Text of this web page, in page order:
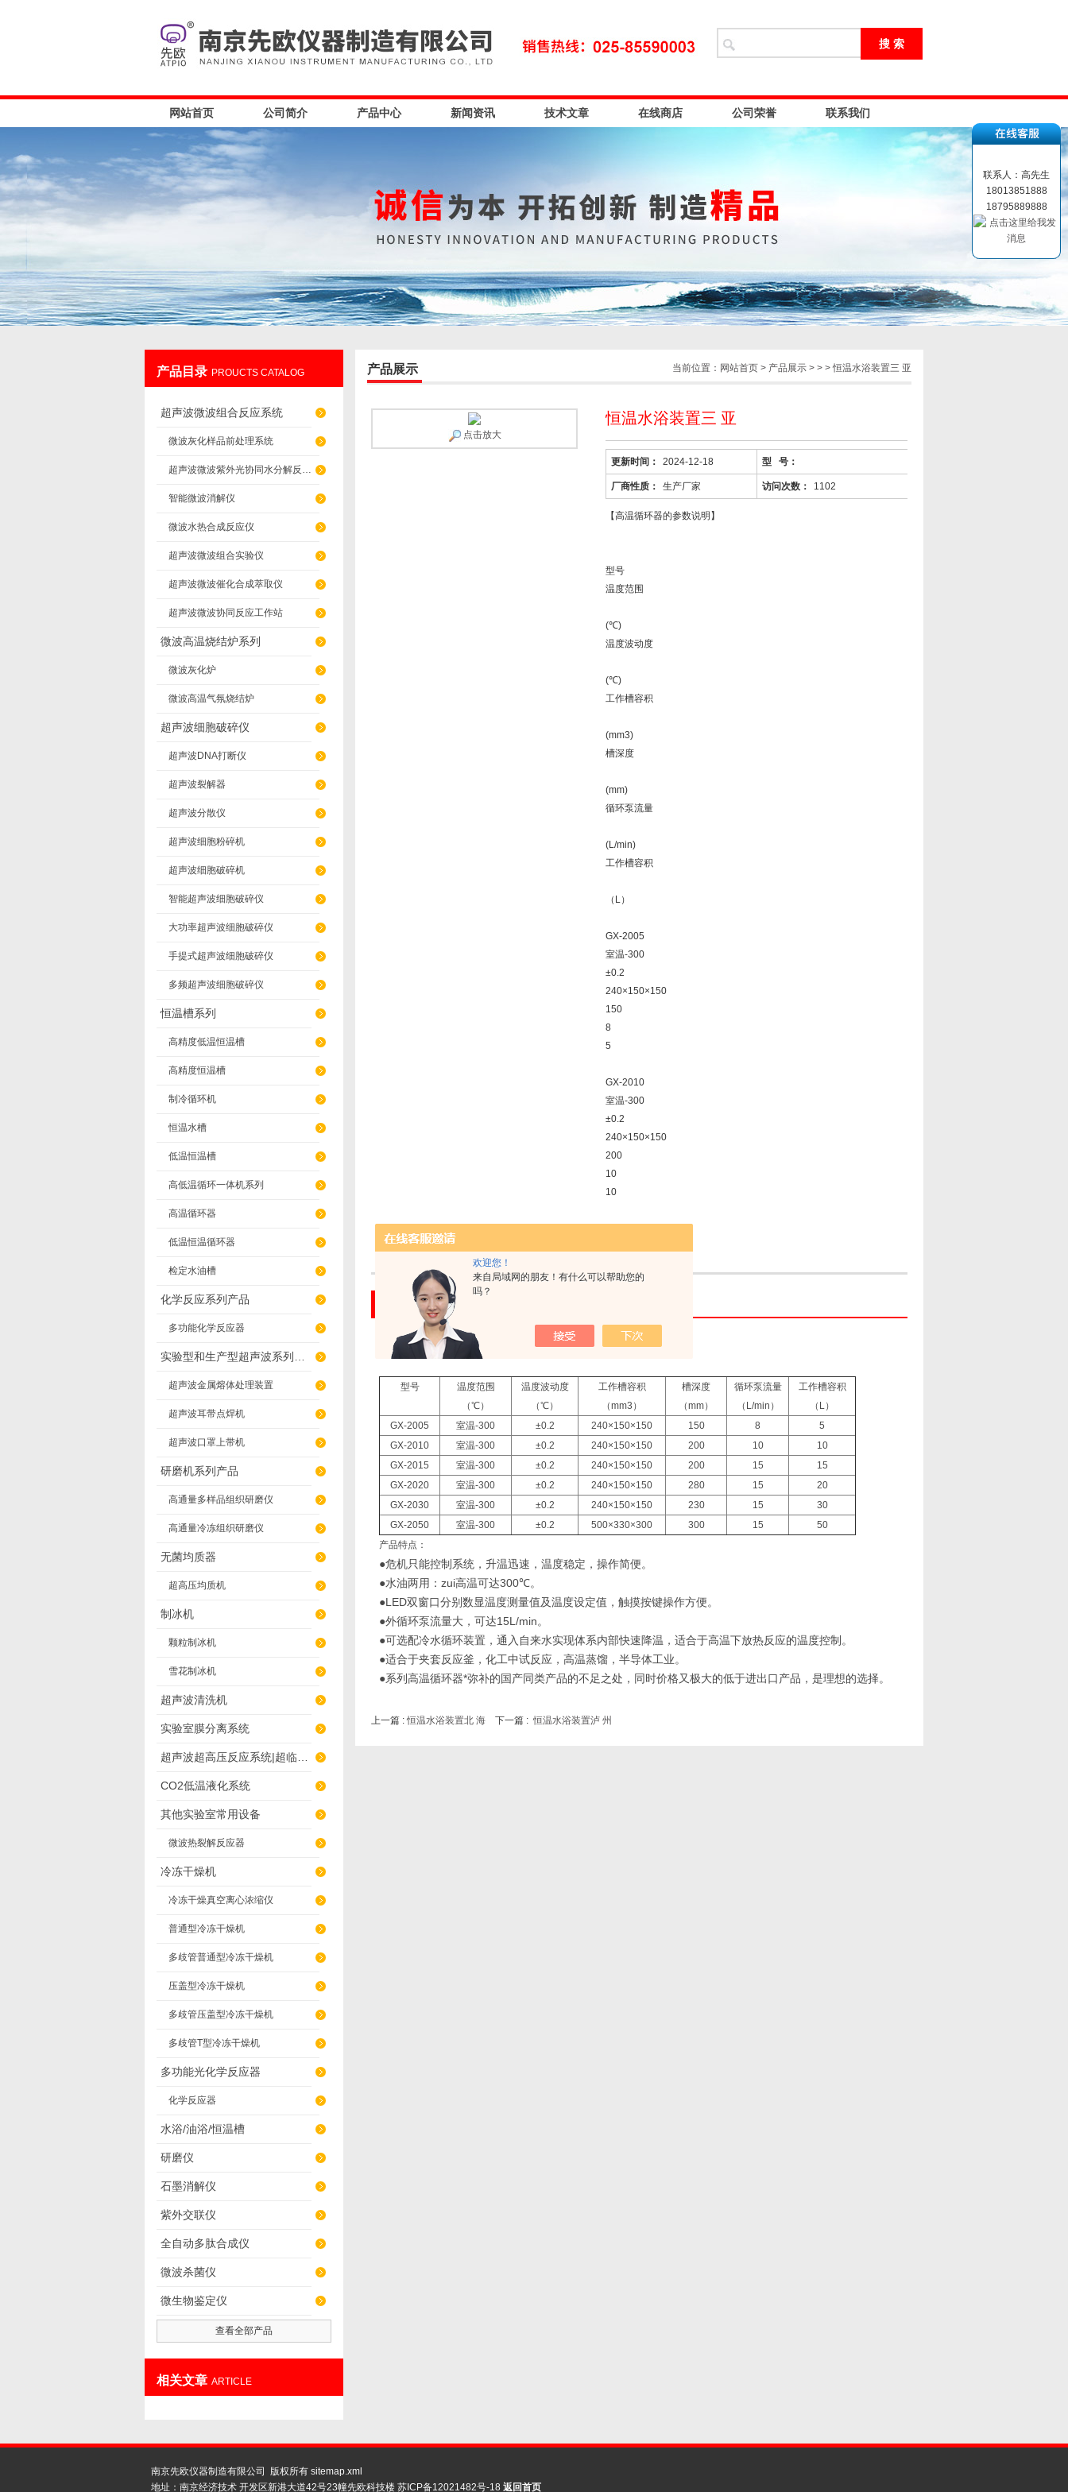
欢迎您！
来自局域网的朋友！有什么可以帮助您的
吗？
网站首页 公司简介 产品中心 新闻资讯 技术文章 在线商店 公司荣誉 联系我们
产品目录 PROUCTS CATALOG
超声波微波组合反应系统
微波灰化样品前处理系统
超声波微波紫外光协同水分解反应系统
智能微波消解仪
微波水热合成反应仪
超声波微波组合实验仪
超声波微波催化合成萃取仪
超声波微波协同反应工作站
微波高温烧结炉系列
微波灰化炉
微波高温气氛烧结炉
超声波细胞破碎仪
超声波DNA打断仪
超声波裂解器
超声波分散仪
超声波细胞粉碎机
超声波细胞破碎机
智能超声波细胞破碎仪
大功率超声波细胞破碎仪
手提式超声波细胞破碎仪
多频超声波细胞破碎仪
恒温槽系列
高精度低温恒温槽
高精度恒温槽
制冷循环机
恒温水槽
低温恒温槽
高低温循环一体机系列
高温循环器
低温恒温循环器
检定水油槽
化学反应系列产品
多功能化学反应器
超声波金属熔体处理装置
超声波耳带点焊机
超声波口罩上带机
研磨机系列产品
高通量多样品组织研磨仪
高通量冷冻组织研磨仪
无菌均质器
超高压均质机
制冰机
颗粒制冰机
雪花制冰机
超声波清洗机
实验室膜分离系统
CO2低温液化系统
其他实验室常用设备
微波热裂解反应器
冷冻干燥机
冷冻干燥真空离心浓缩仪
普通型冷冻干燥机
多歧管普通型冷冻干燥机
压盖型冷冻干燥机
多歧管压盖型冷冻干燥机
多歧管T型冷冻干燥机
多功能光化学反应器
化学反应器
水浴/油浴/恒温槽
研磨仪
石墨消解仪
紫外交联仪
全自动多肽合成仪
微波杀菌仪
微生物鉴定仪
查看全部产品
相关文章 ARTICLE
当前位置： 网站首页 > 产品展示 > > > 恒温水浴装置三 亚
产品展示
恒温水浴装置三 亚
更新时间： 2024-12-18 型 号：
厂商性质： 生产厂家 访问次数： 1102
【高温循环器的参数说明】
型号
温度范围
(℃)
温度波动度
(℃)
工作槽容积
(mm3)
槽深度
(mm)
循环泵流量
(L/min)
工作槽容积
（L）
GX-2005
室温-300
±0.2
240×150×150
150
8
5
GX-2010
室温-300
±0.2
240×150×150
200
10
10
点击放大
产品介绍
【高温循环器的参数说明】
型号
温度范围
（℃）
温度波动度
（℃）
工作槽容积
（mm3）
槽深度
（mm）
循环泵流量
（L/min）
工作槽容积
（L）
GX-2005
室温-300 ±0.2 240×150×150 150 8
5
GX-2010
室温-300 ±0.2 240×150×150 200 10
10
GX-2015
室温-300 ±0.2 240×150×150 200 15
15
GX-2020
室温-300 ±0.2 240×150×150 280 15
20
GX-2030
室温-300 ±0.2 240×150×150 230 15
30
GX-2050
室温-300 ±0.2 500×330×300 300 15
50
产品特点：
●危机只能控制系统，升温迅速，温度稳定，操作简便。
●水油两用：zui高温可达300℃。
●LED双窗口分别数显温度测量值及温度设定值，触摸按键操作方便。
●外循环泵流量大，可达15L/min。
●可选配冷水循环装置，通入自来水实现体系内部快速降温，适合于高温下放热反应的温度控制。
●适合于夹套反应釜，化工中试反应，高温蒸馏，半导体工业。
●系列高温循环器*弥补的国产同类产品的不足之处，同时价格又极大的低于进出口产品，是理想的选择。
上一篇 :恒温水浴装置北 海 下一篇 :恒温水浴装置泸 州
南京先欧仪器制造有限公司 版权所有 sitemap.xml
地址：南京经济技术 开发区新港大道42号23幢先欧科技楼 苏ICP备12021482号-18 返回首页
联系人：高先生
18013851888
18795889888